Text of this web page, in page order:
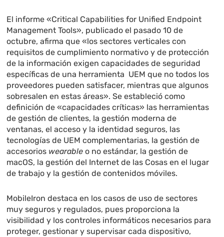
El informe «Critical Capabilities for Unified Endpoint
Management Tools», publicado el pasado 10 de
octubre, afirma que «los sectores verticales con
requisitos de cumplimiento normativo y de protección
de la información exigen capacidades de seguridad
específicas de una herramienta UEM que no todos los
proveedores pueden satisfacer, mientras que algunos
sobresalen en estas áreas». Se estableció como
definición de «capacidades críticas» las herramientas
de gestión de clientes, la gestión moderna de
ventanas, el acceso y la identidad seguros, las
tecnologías de UEM complementarias, la gestión de
accesorios wearable o no estándar, la gestión de
macOS, la gestión del Internet de las Cosas en el lugar
de trabajo y la gestión de contenidos móviles.
MobileIron destaca en los casos de uso de sectores
muy seguros y regulados, pues proporciona la
visibilidad y los controles informáticos necesarios para
proteger, gestionar y supervisar cada dispositivo,